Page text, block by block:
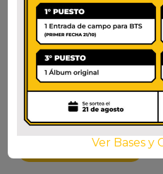
NONGSHIM SOON
VEGGIE CUP
$3.400
Ver Bases y